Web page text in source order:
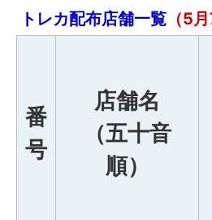
トレカ配布店舗一覧 （5
番
号
店舗名
（五十音
順）